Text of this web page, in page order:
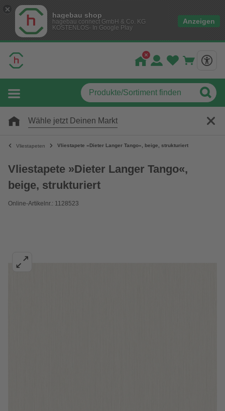
hagebau shop
hagebau connect GmbH & Co. KG
KOSTENLOS- In Google Play
Anzeigen
Wähle jetzt Deinen Markt
Vliestapeten Vliestapete »Dieter Langer Tango«, beige, strukturiert
Vliestapete »Dieter Langer Tango«,
beige, strukturiert
Online-Artikelnr.: 1128523